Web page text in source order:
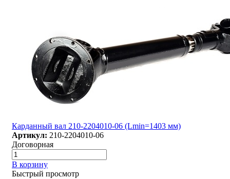
Карданный вал 210-2204010-06 (Lmin=1403 мм)
Артикул: 210-2204010-06
Договорная
В корзину
Быстрый просмотр